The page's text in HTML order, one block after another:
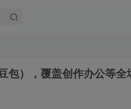
包），覆盖创作办公等全